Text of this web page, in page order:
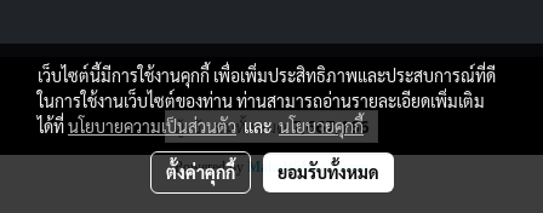
copyright by
ผู้เข้าชมทั้งหมด7,667,166
Powered by MakeWebEasy.com
เว็บไซต์นี้มีการใช้งานคุกกี้ เพื่อเพิ่มประสิทธิภาพและประสบการณ์ที่ดี
ในการใช้งานเว็บไซต์ของท่าน ท่านสามารถอ่านรายละเอียดเพิ่มเติม
ได้ที่นโยบายความเป็นส่วนตัวและนโยบายคุกกี้
ตั้งค่าคุกกี้ ยอมรับทั้งหมด